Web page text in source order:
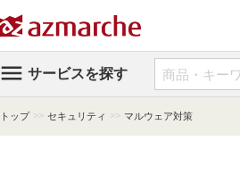
 サービスを探す
トップ >> セキュリティ >> マルウェア対策